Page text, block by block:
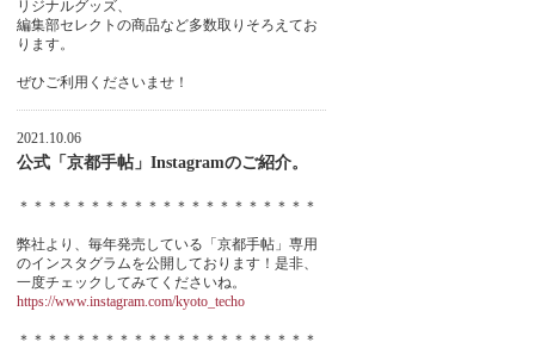
リジナルグッズ、
編集部セレクトの商品など多数取りそろえてお
ります。
ぜひご利用くださいませ！
2021.10.06
公式「京都手帖」Instagramのご紹介。
＊＊＊＊＊＊＊＊＊＊＊＊＊＊＊＊＊＊＊＊＊
弊社より、毎年発売している「京都手帖」専用
のインスタグラムを公開しております！是非、
一度チェックしてみてくださいね。
https://www.instagram.com/kyoto_techo
＊＊＊＊＊＊＊＊＊＊＊＊＊＊＊＊＊＊＊＊＊